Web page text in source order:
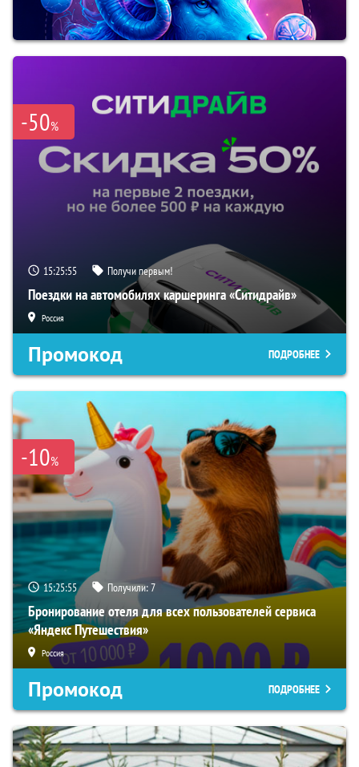
-50%
15:25:54 Получи первым!
Поездки на автомобилях каршеринга «Ситидрайв»
Россия
Промокод ПОДРОБНЕЕ
-10%
15:25:54 Получили:7
Бронирование отеля для всех пользователей сервиса
«Яндекс Путешествия»
Россия
Промокод ПОДРОБНЕЕ